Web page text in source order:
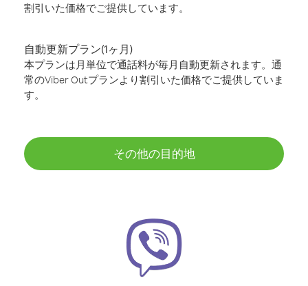
割引いた価格でご提供しています。
自動更新プラン(1ヶ月)
本プランは月単位で通話料が毎月自動更新されます。通
常のViber Outプランより割引いた価格でご提供していま
す。
その他の目的地